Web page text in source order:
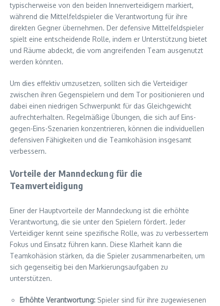
typischerweise von den beiden Innenverteidigern markiert,
während die Mittelfeldspieler die Verantwortung für ihre
direkten Gegner übernehmen. Der defensive Mittelfeldspieler
spielt eine entscheidende Rolle, indem er Unterstützung bietet
und Räume abdeckt, die vom angreifenden Team ausgenutzt
werden könnten.
Um dies effektiv umzusetzen, sollten sich die Verteidiger
zwischen ihren Gegenspielern und dem Tor positionieren und
dabei einen niedrigen Schwerpunkt für das Gleichgewicht
aufrechterhalten. Regelmäßige Übungen, die sich auf Eins-
gegen-Eins-Szenarien konzentrieren, können die individuellen
defensiven Fähigkeiten und die Teamkohäsion insgesamt
verbessern.
Vorteile der Manndeckung für die
Teamverteidigung
Einer der Hauptvorteile der Manndeckung ist die erhöhte
Verantwortung, die sie unter den Spielern fördert. Jeder
Verteidiger kennt seine spezifische Rolle, was zu verbessertem
Fokus und Einsatz führen kann. Diese Klarheit kann die
Teamkohäsion stärken, da die Spieler zusammenarbeiten, um
sich gegenseitig bei den Markierungsaufgaben zu
unterstützen.
Erhöhte Verantwortung: Spieler sind für ihre zugewiesenen